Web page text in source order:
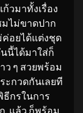
วมาทั้งเรื่อง
ไม่ขาดปาก
ค่อยได้แต่งชุด
นี้ได้มาใส่ก็
ว ๆ สวยพร้อม
ะกวดกันเลยที
ธีกรในการ
. แล้ว ก็พร้อม